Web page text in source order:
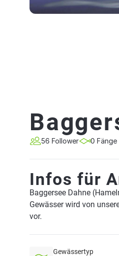
56 Follower 0 Fänge
Infos für
Baggersee Dahne
Gewässer wird von
vor.
Gewässertyp